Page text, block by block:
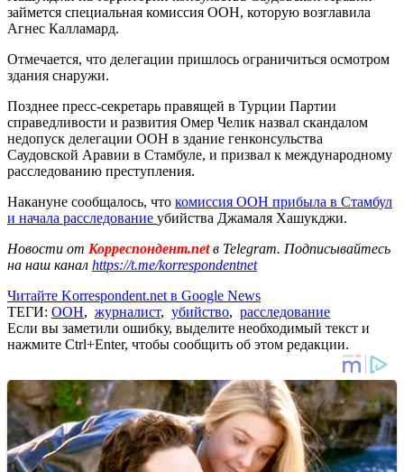
займется специальная комиссия ООН, которую возглавила
Агнес Калламард.
Отмечается, что делегации пришлось ограничиться осмотром
здания снаружи.
Позднее пресс-секретарь правящей в Турции Партии
справедливости и развития Омер Челик назвал скандалом
недопуск делегации ООН в здание генконсульства
Саудовской Аравии в Стамбуле, и призвал к международному
расследованию преступления.
Накануне сообщалось, что комиссия ООН прибыла в Стамбул
и начала расследование убийства Джамаля Хашукджи.
Новости от Корреспондент.netв Telegram. Подписывайтесь
на наш канал https://t.me/korrespondentnet
Читайте Korrespondent.net в Google News
ТЕГИ: ООН, журналист, убийство, расследование
Если вы заметили ошибку, выделите необходимый текст и
нажмите Ctrl+Enter, чтобы сообщить об этом редакции.